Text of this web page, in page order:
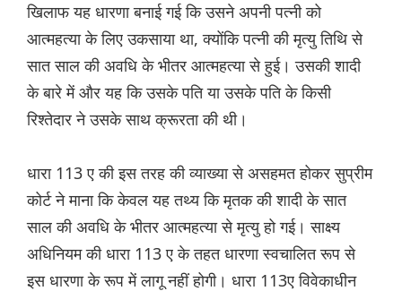
खिलाफ यह धारणा बनाई गई कि उसने अपनी पत्नी को
आत्महत्या के लिए उकसाया था, क्योंकि पत्नी की मृत्यु तिथि से
सात साल की अवधि के भीतर आत्महत्या से हुई। उसकी शादी
के बारे में और यह कि उसके पति या उसके पति के किसी
रिश्तेदार ने उसके साथ क्रूरता की थी।
धारा 113 ए की इस तरह की व्याख्या से असहमत होकर सुप्रीम
कोर्ट ने माना कि केवल यह तथ्य कि मृतक की शादी के सात
साल की अवधि के भीतर आत्महत्या से मृत्यु हो गई। साक्ष्य
अधिनियम की धारा 113 ए के तहत धारणा स्वचालित रूप से
इस धारणा के रूप में लागू नहीं होगी। धारा 113ए विवेकाधीन